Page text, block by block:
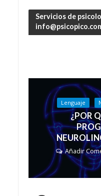
Servicios de
Lenguaje
¿POR
Añadir